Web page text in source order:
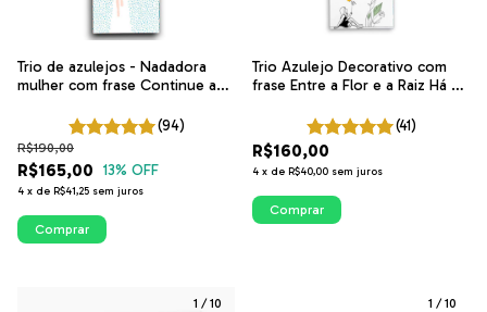
Trio de azulejos - Nadadora
mulher com frase Continue a
(94)
R$165,00
R$190,00
13% OFF
4 x de R$41,25 sem juros
Comprar
Trio Azulejo Decorativo com
frase Entre a Flor e a Raiz Há o
(41)
R$160,00
4 x de R$40,00 sem juros
Comprar
1 /10 1 /10